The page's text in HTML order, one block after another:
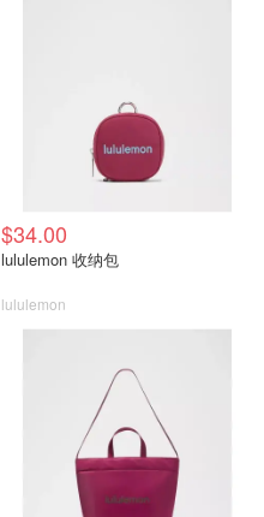
$34.00
lululemon 收纳包
lululemon